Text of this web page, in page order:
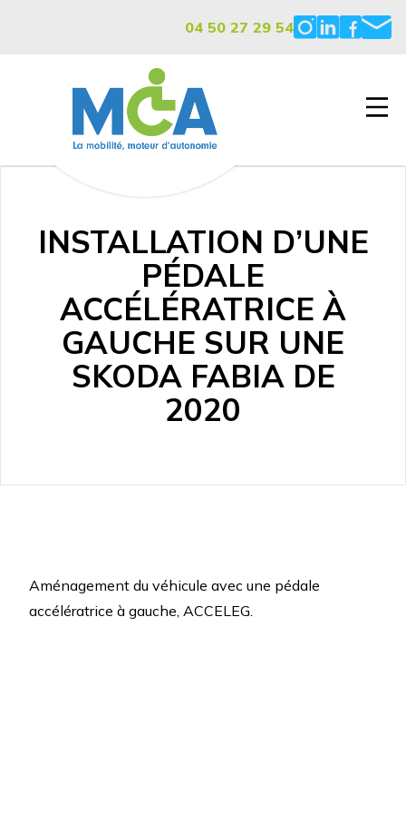
04 50 27 29 54
INSTALLATION D’UNE
PÉDALE
ACCÉLÉRATRICE À
GAUCHE SUR UNE
SKODA FABIA DE
2020
Aménagement du véhicule avec une pédale
accélératrice à gauche, ACCELEG.